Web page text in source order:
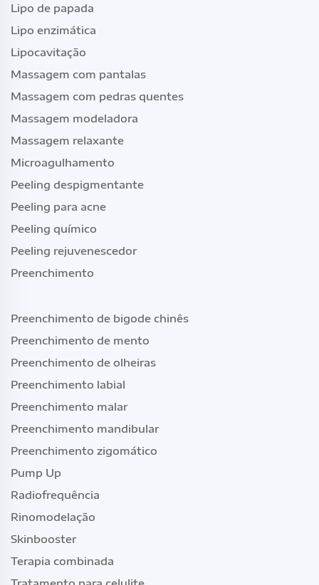
Lipo de papada
Lipo enzimática
Lipocavitação
Massagem com pantalas
Massagem com pedras quentes
Massagem modeladora
Massagem relaxante
Microagulhamento
Peeling despigmentante
Peeling para acne
Peeling químico
Peeling rejuvenescedor
Preenchimento
Preenchimento de bigode chinês
Preenchimento de mento
Preenchimento de olheiras
Preenchimento labial
Preenchimento malar
Preenchimento mandibular
Preenchimento zigomático
Pump Up
Radiofrequência
Rinomodelação
Skinbooster
Terapia combinada